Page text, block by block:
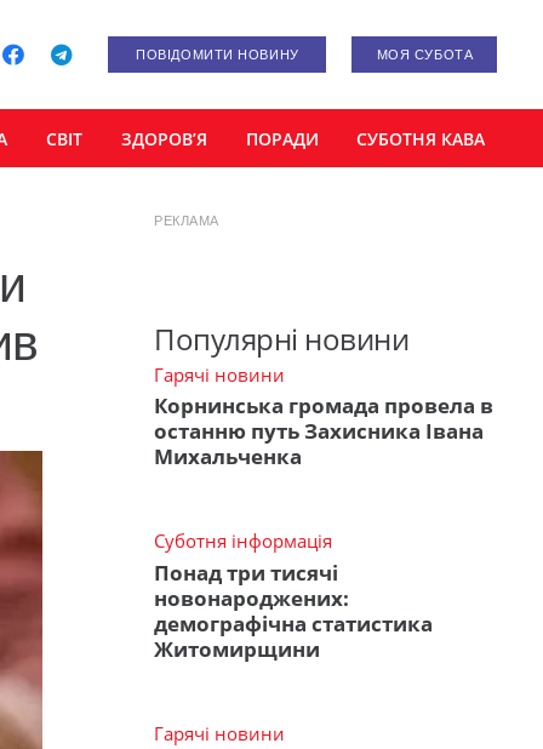
ПОВІДОМИТИ НОВИНУ МОЯ СУБОТА
СВІТ ЗДОРОВ’Я ПОРАДИ СУБОТНЯ КАВА
РЕКЛАМА
Популярні новини
Гарячі новини
Корнинська громада провела в
останню путь Захисника Івана
Михальченка
Суботня інформація
Понад три тисячі
новонароджених:
демографічна статистика
Житомирщини
Гарячі новини